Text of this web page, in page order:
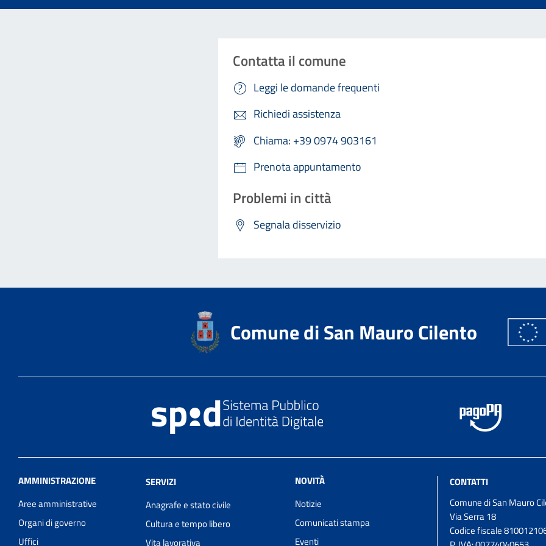
Contatta il comune
Leggi le domande frequenti
Richiedi assistenza
Chiama: +39 0974 903161
Prenota appuntamento
Problemi in città
Segnala disservizio
Comune di San Mauro Cilento
AMMINISTRAZIONE
Aree amministrative
Organi di governo
Uffici
SERVIZI
Anagrafe e stato civile
Cultura e tempo libero
Vita lavorativa
NOVITÀ
Notizie
Comunicati stampa
Eventi
CONTATTI
Comune di San Mauro
Via Serra 18
Codice fiscale